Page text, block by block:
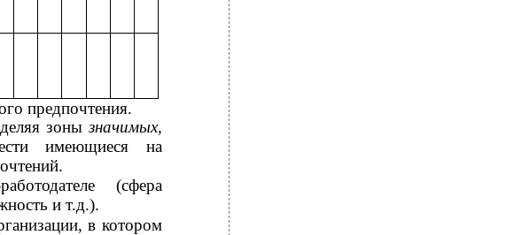
предпочтения.
зонызначимых,
имеющиеся на
работодателе (сфера
и т.д.).
в котором